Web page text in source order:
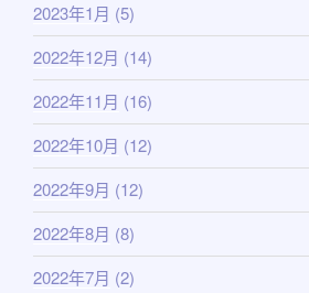
2023年1月 (5)
2022年12月 (14)
2022年11月 (16)
2022年10月 (12)
2022年9月 (12)
2022年8月 (8)
2022年7月 (2)